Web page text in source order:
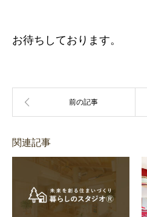
お待ちしております。
関連記事